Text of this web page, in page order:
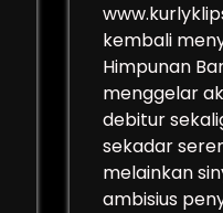
kembali
Himpunan
menggelar
debitur
sekadar
melainkan
ambisius